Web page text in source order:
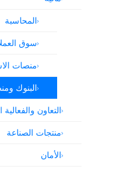
المحاسبة
سوق
منصات
البنوك
التعاون
منتجات الصناعة
الأمان